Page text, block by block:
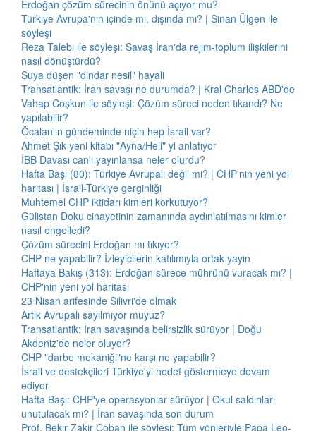
Erdoğan çözüm sürecinin önünü açıyor mu?
Türkiye Avrupa'nın içinde mi, dışında mı? | Sinan Ülgen ile
söyleşi
Reza Talebi ile söyleşi: Savaş İran'da rejim-toplum ilişkilerini
nasıl dönüştürdü?
Suya düşen "dindar nesil" hayali
Transatlantik: İran savaşı ne durumda? | Kral Charles ABD'de
Vahap Coşkun ile söyleşi: Çözüm süreci neden tıkandı? Ne
yapılabilir?
Öcalan'ın gündeminde niçin hep İsrail var?
Ahmet Şık yeni kitabı "Ayna/Heli" yi anlatıyor
İBB Davası canlı yayınlansa neler olurdu?
Hafta Başı (80): Türkiye Avrupalı değil mi? | CHP'nin yeni yol
haritası | İsrail-Türkiye gerginliği
Muhtemel CHP iktidarı kimleri korkutuyor?
Gülistan Doku cinayetinin zamanında aydınlatılmasını kimler
nasıl engelledi?
Çözüm sürecini Erdoğan mı tıkıyor?
CHP ne yapabilir? İzleyicilerin katılımıyla ortak yayın
Haftaya Bakış (313): Erdoğan sürece mührünü vuracak mı? |
CHP'nin yeni yol haritası
23 Nisan arifesinde Silivri'de olmak
Artık Avrupalı sayılmıyor muyuz?
Transatlantik: İran savaşında belirsizlik sürüyor | Doğu
Akdeniz'de neler oluyor?
CHP "darbe mekaniği"ne karşı ne yapabilir?
İsrail ve destekçileri Türkiye'yi hedef göstermeye devam
ediyor
Hafta Başı: CHP'ye operasyonlar sürüyor | Okul saldırıları
unutulacak mı? | İran savaşında son durum
Prof. Bekir Zakir Çoban ile söyleşi: Tüm yönleriyle Papa Leo-